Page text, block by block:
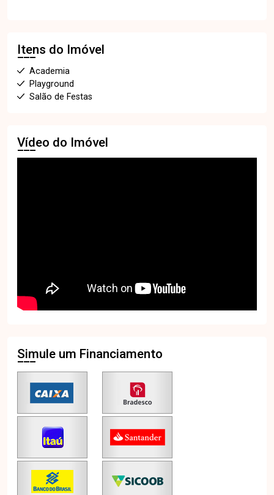
Itens do Imóvel
Academia
Playground
Salão de Festas
Vídeo do Imóvel
Simule um Financiamento